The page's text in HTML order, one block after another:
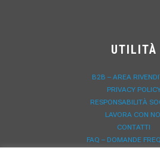
UTILITÀ
B2B – AREA
PRIVACY
RESPONSABILITÀ
LAVORA CON
CONTATTI
FAQ – DOMANDE